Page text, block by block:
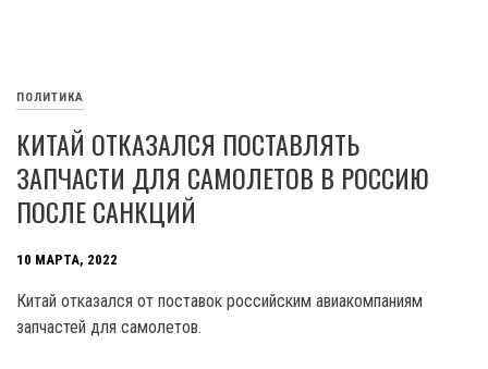
ПОЛИТИКА
КИТАЙ ОТКАЗАЛСЯ ПОСТАВЛЯТЬ
ЗАПЧАСТИ ДЛЯ САМОЛЕТОВ В РОССИЮ
ПОСЛЕ САНКЦИЙ
10 МАРТА, 2022
Китай отказался от поставок российским авиакомпаниям
запчастей для самолетов.